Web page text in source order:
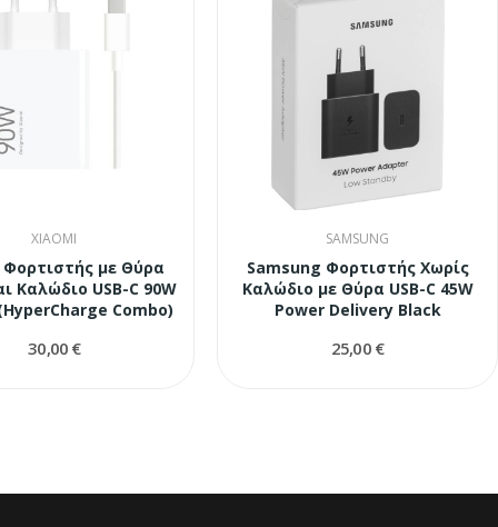
XIAOMI
με Θύρα
Καλώδιο USB-C 90W
Combo)
30,00 €
SAMSUNG
Samsung Φορτιστής Χωρίς
Καλώδιο με Θύρα USB-C 45W
Power Delivery Black
25,00 €